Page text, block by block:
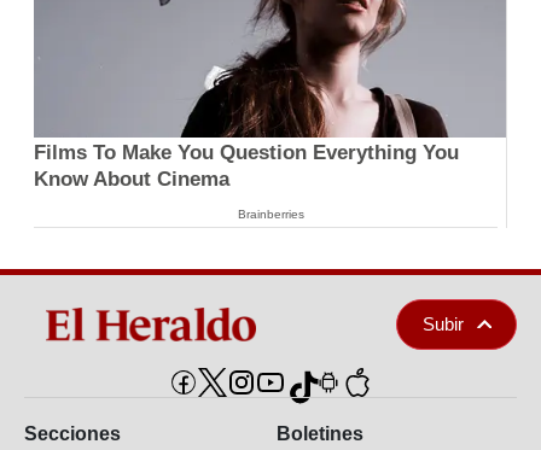
Films To Make You Question Everything You
Know About Cinema
Brainberries
Subir
Secciones Boletines